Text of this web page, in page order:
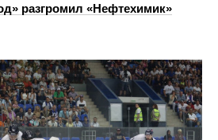
разгромил «Нефтехимик»